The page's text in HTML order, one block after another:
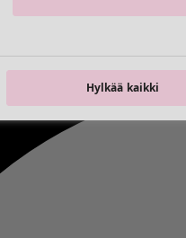
Hylkää kaikki